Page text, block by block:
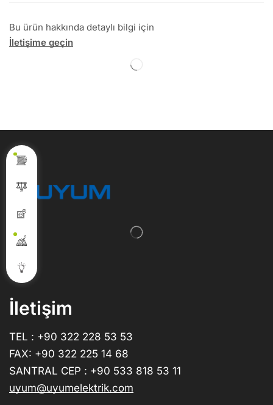
Bu ürün hakkında detaylı bilgi için
İletişime geçin
İletişim
TEL : +90 322 228 53 53
FAX: +90 322 225 14 68
SANTRAL CEP : +90 533 818 53 11
uyum@uyumelektrik.com